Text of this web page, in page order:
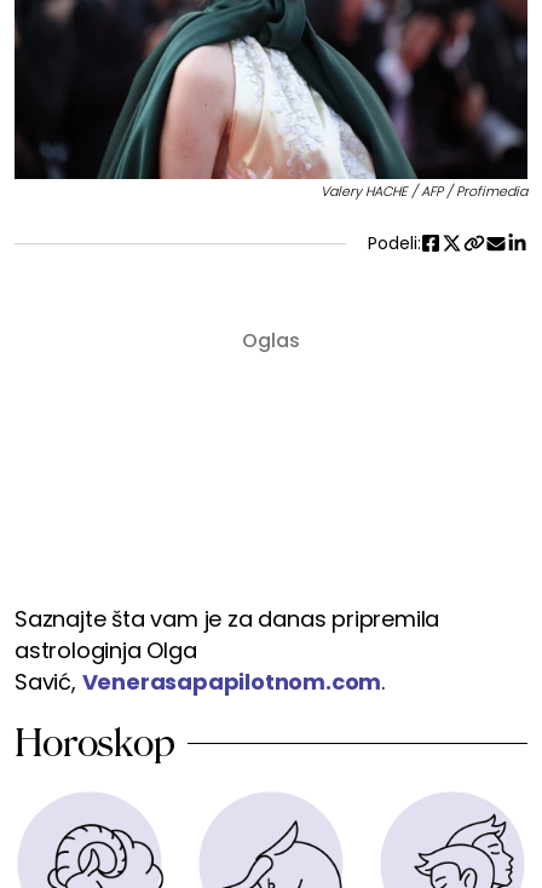
Valery HACHE / AFP / Profimedia
Podeli:
Saznajte šta vam je za danas pripremila
astrologinja Olga
Savić, Venerasapapilotnom.com.
Horoskop